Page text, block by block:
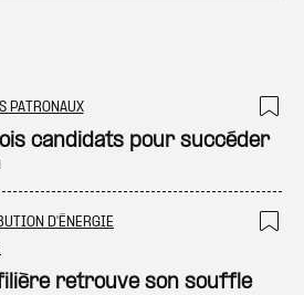
PATRONAUX
candidats pour succéder
D'ÉNERGIE
retrouve son souffle